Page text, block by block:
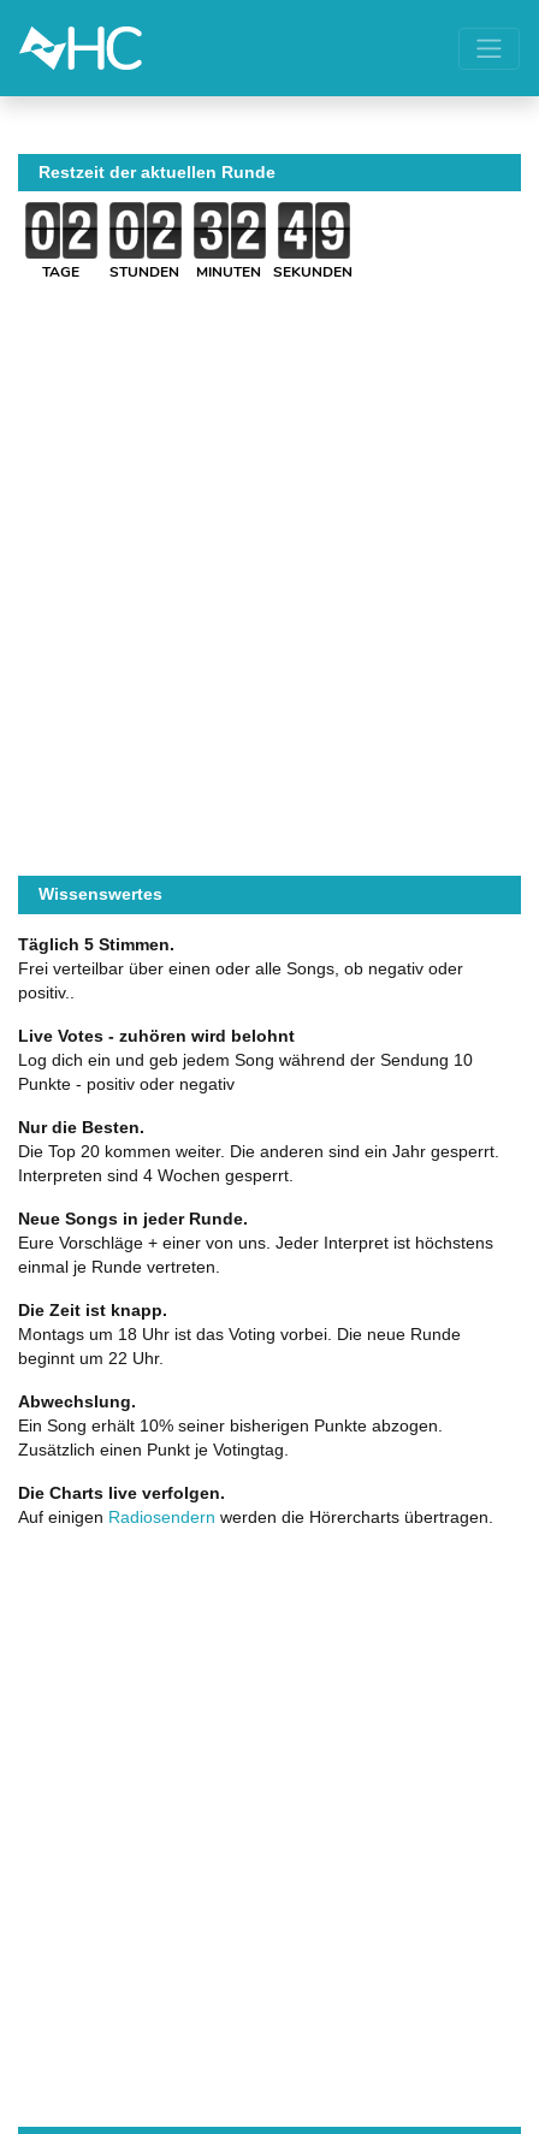
Restzeit der aktuellen Runde
TAGE STUNDEN MINUTEN SEKUNDEN
Wissenswertes
Täglich 5 Stimmen.
Frei verteilbar über einen oder alle Songs, ob negativ oder
positiv..
Live Votes - zuhören wird belohnt
Log dich ein und geb jedem Song während der Sendung 10
Punkte - positiv oder negativ
Nur die Besten.
Die Top 20 kommen weiter. Die anderen sind ein Jahr gesperrt.
Interpreten sind 4 Wochen gesperrt.
Neue Songs in jeder Runde.
Eure Vorschläge + einer von uns. Jeder Interpret ist höchstens
einmal je Runde vertreten.
Die Zeit ist knapp.
Montags um 18 Uhr ist das Voting vorbei. Die neue Runde
beginnt um 22 Uhr.
Abwechslung.
Ein Song erhält 10% seiner bisherigen Punkte abzogen.
Zusätzlich einen Punkt je Votingtag.
Die Charts live verfolgen.
Auf einigen Radiosendern werden die Hörercharts übertragen.